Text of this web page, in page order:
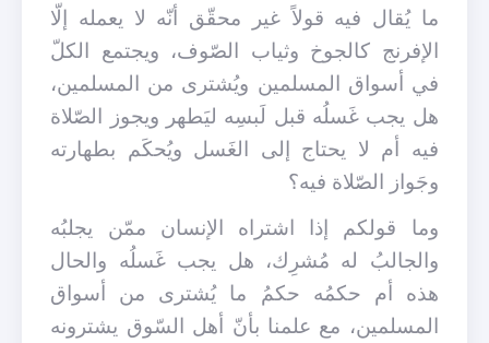
ما يُقال فيه قولاً غير محقّق أنّه لا يعمله إلّا
الإفرنج كالجوخ وثياب الصّوف، ويجتمع الكلّ
في أسواق المسلمين ويُشترى من المسلمين،
هل يجب غَسلُه قبل لَبسِه ليَطهر ويجوز الصّلاة
فيه أم لا يحتاج إلى الغَسل ويُحكَم بطهارته
وجَواز الصّلاة فيه؟
وما قولكم إذا اشتراه الإنسان ممّن يجلبُه
والجالبُ له مُشرِك، هل يجب غَسلُه والحال
هذه أم حكمُه حكمُ ما يُشترى من أسواق
المسلمين، مع علمنا بأنّ أهل السّوق يشترونه